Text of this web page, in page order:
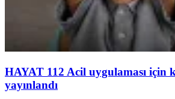
HAYAT 112 Acil uygulaması için
yayınlandı